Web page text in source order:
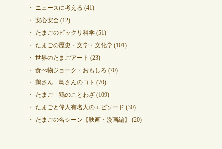
ニュースに考える (41)
安心安全(12)
たまごのビックリ科学(51)
たまごの歴史・文学・文化学(101)
世界のたまごアート (23)
食べ物ジョーク・おもしろ (70)
鶏さん・鳥さんのコト (70)
たまご・鶏のことわざ(109)
たまごと偉人有名人のエピソード (30)
たまごの名シーン【映画・漫画編】
(20)